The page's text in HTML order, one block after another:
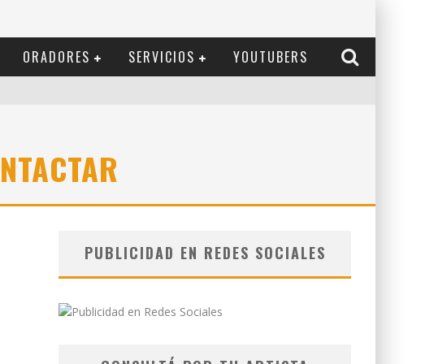
ORADORES SERVICIOS YOUTUBERS
PUBLICIDAD EN REDES SOCIALES